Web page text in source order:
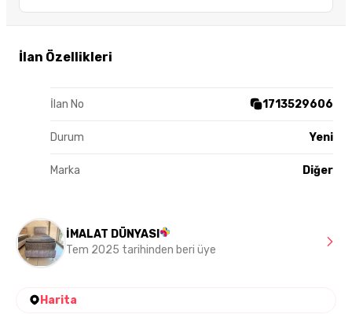
İlan Özellikleri
İlan No 1713529606
Durum Yeni
Marka Diğer
İMALAT DÜNYASI
Tem 2025 tarihinden beri üye
Harita